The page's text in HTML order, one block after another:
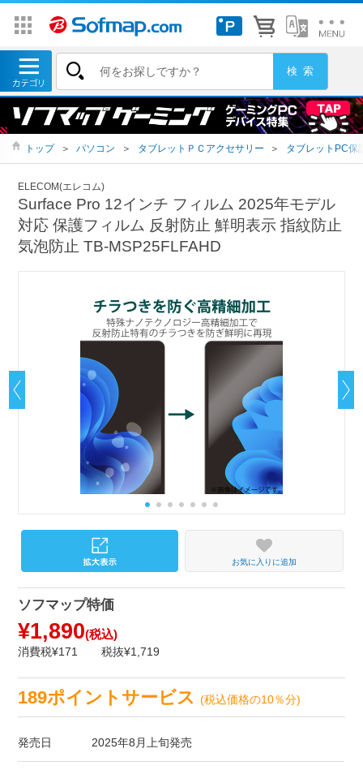
トップ ＞ パソコン ＞ タブレットＰＣアクセサリー ＞ タブレットPC保
ELECOM(エレコム)
Surface Pro 12インチ フィルム 2025年モデル
対応 保護フィルム 反射防止 鮮明表示 指紋防止
気泡防止 TB-MSP25FLFAHD
お気に入りに追加
ソフマップ特価
¥1,890(税込)
消費税¥171 税抜¥1,719
189ポイントサービス(税込価格の10％分)
発売日 2025年8月上旬発売